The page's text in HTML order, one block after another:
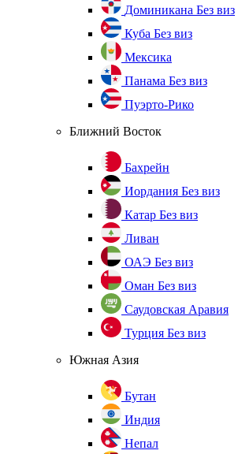
Доминикана Без виз
Куба Без виз
Мексика
Панама Без виз
Пуэрто-Рико
Ближний Восток
Бахрейн
Иордания Без виз
Катар Без виз
Ливан
ОАЭ Без виз
Оман Без виз
Саудовская Аравия
Турция Без виз
Южная Азия
Бутан
Индия
Непал